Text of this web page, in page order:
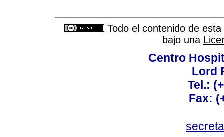
Todo el contenido de
bajo una
Centro
Lord
Tel.:
Fax: